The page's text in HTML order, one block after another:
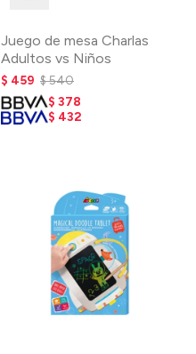
Juego de mesa Charlas
Adultos vs Niños
$ 459 $540
$ 378
$ 432